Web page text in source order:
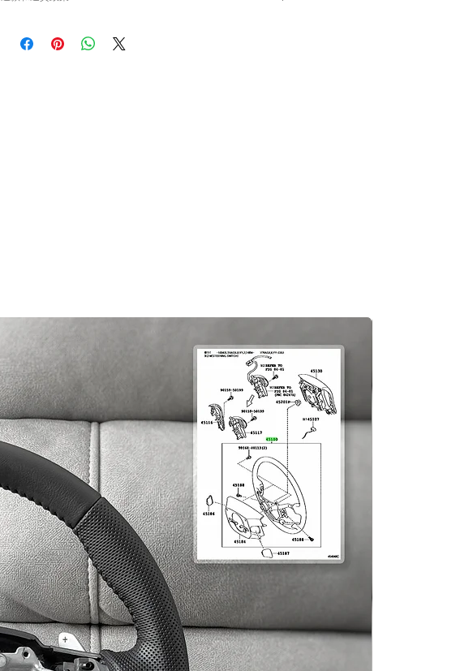
錯誤訂購的零件，Caisvegas Trading 不承擔任何責任。
根據零件的庫存狀況，交貨日期可能會延遲。如果發